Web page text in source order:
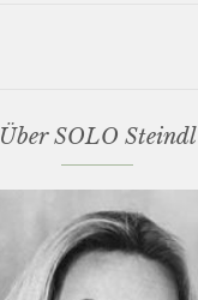
Über SOLO Steindl